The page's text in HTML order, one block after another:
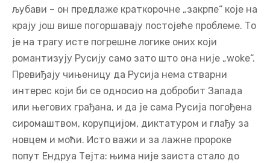
љубави – он предлаже краткорочне „закрпе“ које на
крају још више погоршавају постојеће проблеме. То
је на трагу исте погрешне логике оних који
романтизују Русију само зато што она није „woke“.
Превиђају чињеницу да Русија нема стварни
интерес који би се односио на добробит Запада
или његових грађана, и да је сама Русија погођена
сиромаштвом, корупцијом, диктатуром и глађу за
новцем и моћи. Исто важи и за лажне пророке
попут Ендруа Тејта: њима није заиста стало до